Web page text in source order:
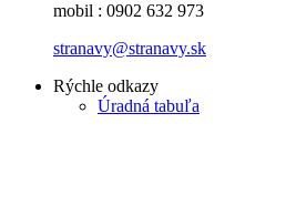
mobil : 0902 632 973
stranavy@stranavy.sk
Rýchle odkazy
Úradná tabuľa